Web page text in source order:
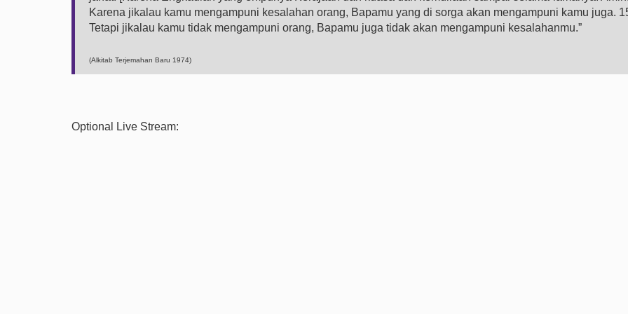
Karena jikalau kamu mengampuni kesalahan orang, Bapamu yang di sorga akan mengampuni kamu juga.
Tetapi jikalau kamu tidak mengampuni orang, Bapamu juga tidak akan mengampuni kesalahanmu.”
(Alkitab Terjemahan Baru 1974)
Optional Live Stream: